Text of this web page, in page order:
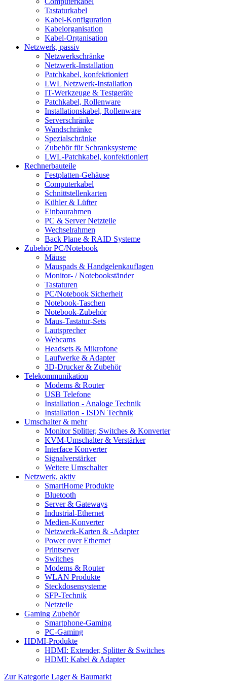
Tastaturkabel
Kabel-Konfiguration
Kabelorganisation
Kabel-Organisation
Netzwerk, passiv
Netzwerkschränke
Netzwerk-Installation
Patchkabel, konfektioniert
LWL Netzwerk-Installation
IT-Werkzeuge & Testgeräte
Patchkabel, Rollenware
Installationskabel, Rollenware
Serverschränke
Wandschränke
Spezialschränke
Zubehör für Schranksysteme
LWL-Patchkabel, konfektioniert
Rechnerbauteile
Festplatten-Gehäuse
Computerkabel
Schnittstellenkarten
Kühler & Lüfter
Einbaurahmen
PC & Server Netzteile
Wechselrahmen
Back Plane & RAID Systeme
Zubehör PC/Notebook
Mäuse
Mauspads & Handgelenkauflagen
Monitor- / Notebookständer
Tastaturen
PC/Notebook Sicherheit
Notebook-Taschen
Notebook-Zubehör
Maus-Tastatur-Sets
Lautsprecher
Webcams
Headsets & Mikrofone
Laufwerke & Adapter
3D-Drucker & Zubehör
Telekommunikation
Modems & Router
USB Telefone
Installation - Analoge Technik
Installation - ISDN Technik
Umschalter & mehr
Monitor Splitter, Switches & Konverter
KVM-Umschalter & Verstärker
Interface Konverter
Signalverstärker
Weitere Umschalter
Netzwerk, aktiv
SmartHome Produkte
Bluetooth
Server & Gateways
Industrial-Ethernet
Medien-Konverter
Netzwerk-Karten & -Adapter
Power over Ethernet
Printserver
Switches
Modems & Router
WLAN Produkte
Steckdosensysteme
SFP-Technik
Netzteile
Gaming Zubehör
Smartphone-Gaming
PC-Gaming
HDMI-Produkte
HDMI: Extender, Splitter & Switches
HDMI: Kabel & Adapter
Zur Kategorie Lager & Baumarkt